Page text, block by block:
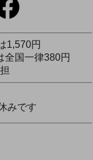
1,570円
全国一律380円
みです